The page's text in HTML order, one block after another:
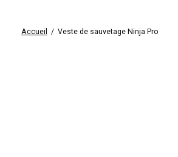
Accueil / Veste de sauvetage Ninja Pro